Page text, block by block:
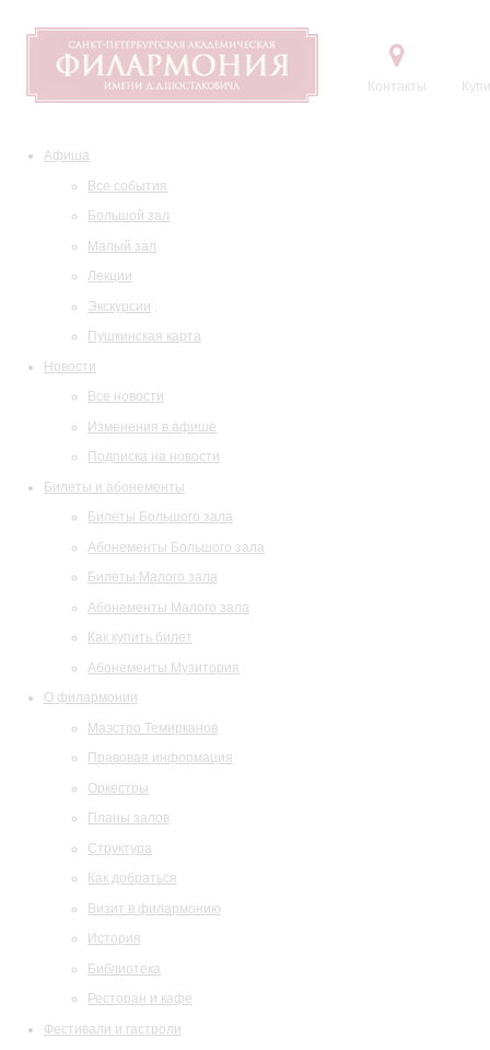
Контакты
Афиша
Все события
Большой зал
Малый зал
Лекции
Экскурсии
Пушкинская карта
Новости
Все новости
Изменения в афише
Подписка на новости
Билеты и абонементы
Билеты Большого зала
Абонементы Большого зала
Билеты Малого зала
Абонементы Малого зала
Как купить билет
Абонементы Музитория
О филармонии
Маэстро Темирканов
Правовая информация
Оркестры
Планы залов
Структура
Как добраться
Визит в филармонию
История
Библиотека
Ресторан и кафе
Фестивали и гастроли